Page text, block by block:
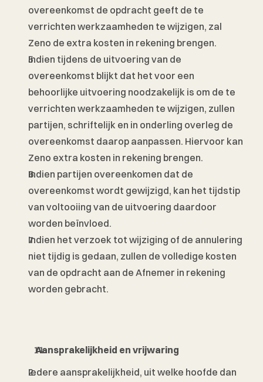
overeenkomst de opdracht geeft de te
verrichten werkzaamheden te wijzigen, zal
Zeno de extra kosten in rekening brengen.
Indien tijdens de uitvoering van de
overeenkomst blijkt dat het voor een
behoorlijke uitvoering noodzakelijk is om de te
verrichten werkzaamheden te wijzigen, zullen
partijen, schriftelijk en in onderling overleg de
overeenkomst daarop aanpassen. Hiervoor kan
Zeno extra kosten in rekening brengen.
Indien partijen overeenkomen dat de
overeenkomst wordt gewijzigd, kan het tijdstip
van voltooiing van de uitvoering daardoor
worden beïnvloed.
Indien het verzoek tot wijziging of de annulering
niet tijdig is gedaan, zullen de volledige kosten
van de opdracht aan de Afnemer in rekening
worden gebracht.
Aansprakelijkheid en vrijwaring
Iedere aansprakelijkheid, uit welke hoofde dan